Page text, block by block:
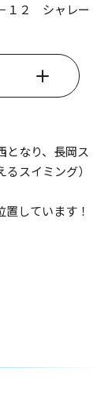
１２ シャレー
なり、長岡ス
スイミング）
しています！